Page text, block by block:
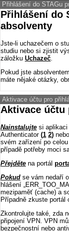
Přihlášení do STAGu
Přihlášení do
absolventy
Jste-li uchazečem o
studiu nebo si zjistit
záložku Uchazeč.
Pokud jste
máte nějaké otázky,
Aktivace účtu pro
Aktivace účtu
Nainstalujte si
Authenticator (1 2)
svém zařízení po
případě potřeby moci
Přejděte na portál
Pokud se vám nedaří
hlášení
mezipaměť (cache) a
Případně zkuste
Zkontrolujte také, zda
připojení VPN. VPN
bezpečnostní nebo